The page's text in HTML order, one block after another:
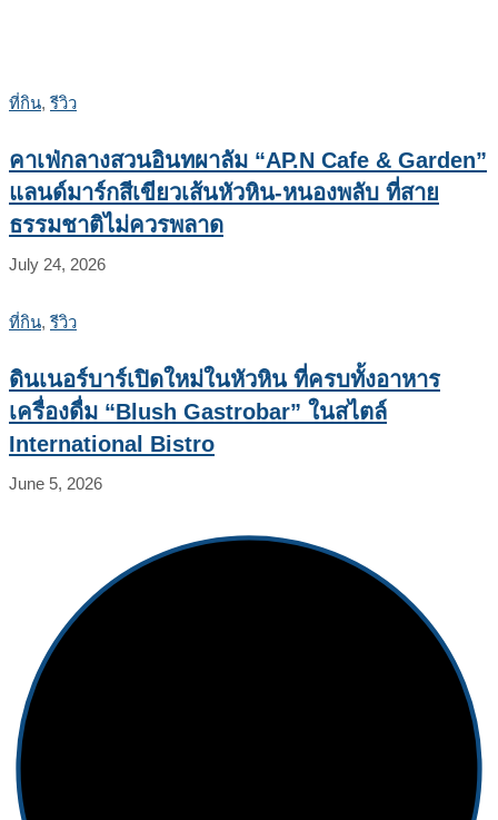
ที่กิน, รีวิว
คาเฟ่กลางสวนอินทผาลัม “AP.N Cafe & Garden”
แลนด์มาร์กสีเขียวเส้นหัวหิน-หนองพลับ ที่สาย
ธรรมชาติไม่ควรพลาด
July 24, 2026
ที่กิน, รีวิว
ดินเนอร์บาร์เปิดใหม่ในหัวหิน ที่ครบทั้งอาหาร
เครื่องดื่ม “Blush Gastrobar” ในสไตล์
International Bistro
June 5, 2026